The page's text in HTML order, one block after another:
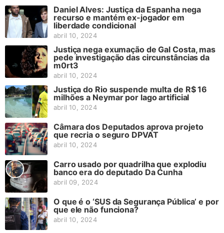
Daniel Alves: Justiça da Espanha nega
recurso e mantém ex-jogador em
liberdade condicional
abril 10, 2024
Justiça nega exumação de Gal Costa, mas
pede investigação das circunstâncias da
m0rt3
abril 10, 2024
Justiça do Rio suspende multa de R$ 16
milhões a Neymar por lago artificial
abril 10, 2024
Câmara dos Deputados aprova projeto
que recria o seguro DPVAT
abril 10, 2024
Carro usado por quadrilha que explodiu
banco era do deputado Da Cunha
abril 09, 2024
O que é o ‘SUS da Segurança Pública’ e por
que ele não funciona?
abril 10, 2024